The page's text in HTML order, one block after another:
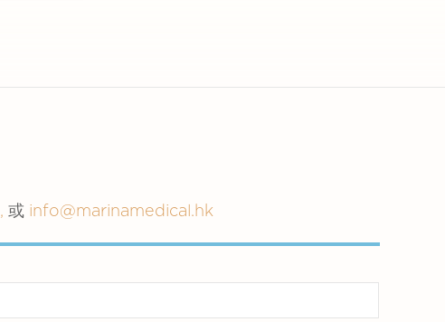
, 或 info@marinamedical.hk